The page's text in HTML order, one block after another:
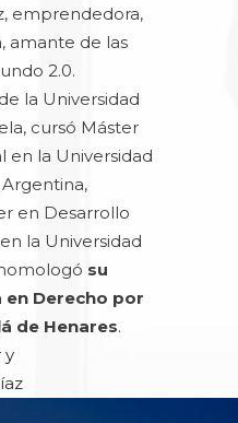
emprendedora,
amante de las
2.0.
la Universidad
cursó Máster
en la Universidad
en Desarrollo
la Universidad
su
Derecho por
de Henares.
y